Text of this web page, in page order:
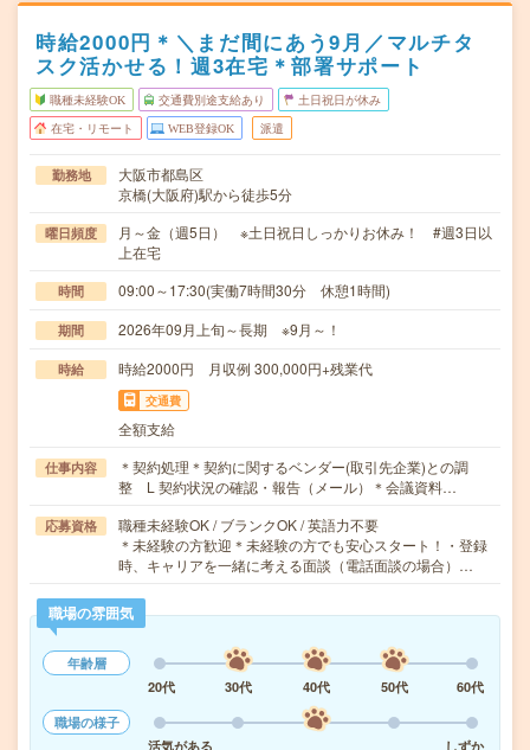
時給2000円＊＼まだ間にあう9月／マルチタ
スク活かせる！週3在宅＊部署サポート
職種未経験OK 交通費別途支給あり 土日祝日が休み
在宅・リモート WEB登録OK 派遣
勤務地
大阪市都島区
京橋(大阪府)駅から徒歩5分
曜日頻度
月～金（週5日） ※土日祝日しっかりお休み！ #週3日以
上在宅
時間 09:00～17:30(実働7時間30分 休憩1時間)
期間 2026年09月上旬～長期 ※9月～！
時給 時給2000円 月収例 300,000円+残業代
交通費
全額支給
仕事内容
＊契約処理＊契約に関するベンダー(取引先企業)との調
整 L 契約状況の確認・報告（メール）＊会議資料…
応募資格
職種未経験OK / ブランクOK / 英語力不要
＊未経験の方歓迎＊未経験の方でも安心スタート！・登録
時、キャリアを一緒に考える面談（電話面談の場合）…
職場の雰囲気
年齢層
20代
30代 40代 50代
60代
職場の様子
活気がある
しずか